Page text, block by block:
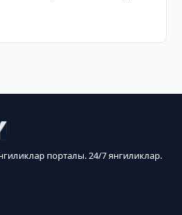
порталы. 24/7 янгиликлар.